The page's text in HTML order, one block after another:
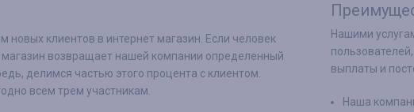
новых клиентов в интернет магазин. Если человек
магазин возвращает нашей компании определенный
делимся частью этого процента с клиентом.
всем трем участникам.
Нашими
выплаты и
Наша